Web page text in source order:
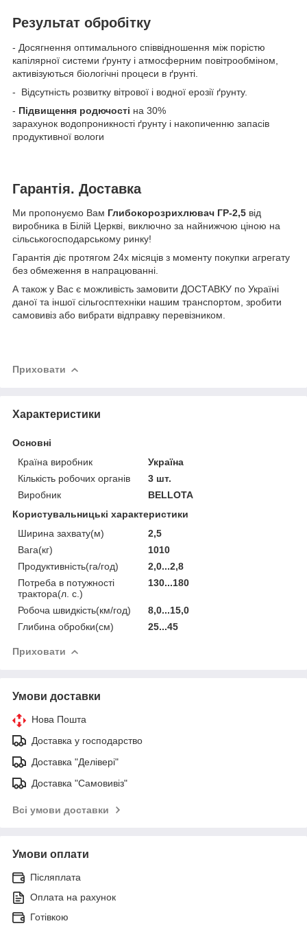
Результат обробітку
- Досягнення оптимального співвідношення між порістю
капілярної системи ґрунту і атмосферним повітрообміном,
активізуються біологічні процеси в ґрунті.
- Відсутність розвитку вітрової і водної ерозії ґрунту.
- Підвищення родючості на 30%
зарахунок водопроникності ґрунту і накопиченню запасів
продуктивної вологи
Гарантія. Доставка
Ми пропонуємо Вам Глибокорозрихлювач ГР-2,5 від
виробника в Білій Церкві, виключно за найнижчою ціною на
сільськогосподарському ринку!
Гарантія діє протягом 24х місяців з моменту покупки агрегату
без обмеження в напрацюванні.
А також у Вас є можливість замовити ДОСТАВКУ по Україні
даної та іншої сільгосптехніки нашим транспортом, зробити
самовивіз або вибрати відправку перевізником.
Приховати
Характеристики
Основні
Країна виробник
Україна
Кількість робочих органів
3 шт.
Виробник
BELLOTA
Користувальницькі характеристики
Ширина захвату(м)
2,5
Вага(кг)
1010
Продуктивність(га/год)
2,0...2,8
Потреба в потужності
трактора(л. с.)
130...180
Робоча швидкість(км/год)
8,0...15,0
Глибина обробки(см)
25...45
Приховати
Умови доставки
Нова Пошта
Доставка у господарство
Доставка "Делівері"
Доставка "Самовивіз"
Всі умови доставки
Умови оплати
Післяплата
Оплата на рахунок
Готівкою